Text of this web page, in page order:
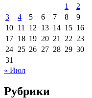
1
2
3
4 5 6 7 8
9
10 11 12 13 14 15 16
17 18 19 20 21 22 23
24 25 26 27 28 29 30
31
« Июл
Рубрики